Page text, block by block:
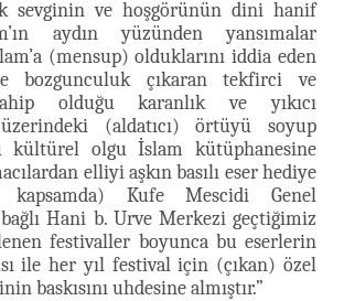
sevginin ve hoşgörünün dini hanif
aydın yüzünden yansımalar
(mensup) olduklarını iddia eden
bozgunculuk çıkaran tekfirci ve
olduğu karanlık ve yıkıcı
(aldatıcı) örtüyü soyup
kültürel olgu İslam kütüphanesine
elliyi aşkın basılı eser hediye
Kufe Mescidi Genel
Hani b. Urve Merkezi geçtiğimiz
festivaller boyunca bu eserlerin
ile her yıl festival için (çıkan) özel
baskısını uhdesine almıştır.”